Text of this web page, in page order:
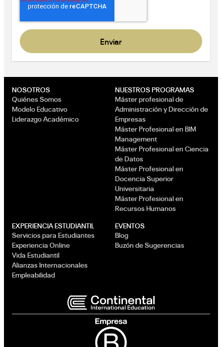
NOSOTROS
Quiénes Somos
Modelo Educativo
Liderazgo Académico
NUESTROS PROGRAMAS
Máster profesional de
Administración y Dirección de
Empresas
Máster Profesional en BIM
Management
Máster Profesional en Ciencia
de Datos
Máster Profesional en
Docencia Superior
Universitaria
Máster Profesional en
Recursos Humanos
EXPERIENCIA ESTUDIANTIL
Servicios para Estudiantes
Experiencia Online
Vida Estudiantil
Alianzas Internacionales
Empleabilidad
EVENTOS
Blog
Buzón de Sugerencias